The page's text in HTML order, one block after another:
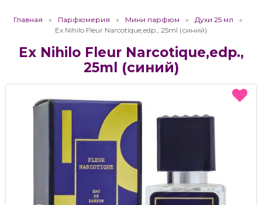
Главная Парфюмерия Мини парфюм
Духи 25 мл
Ex Nihilo Fleur Narcotique,edp., 25ml (синий)
Ex Nihilo Fleur Narcotique,edp.,
25ml (синий)